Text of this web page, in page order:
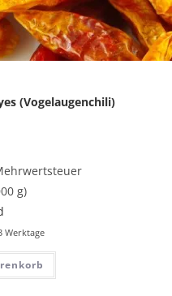
(Vogelaugenchili)
g)
Werktage